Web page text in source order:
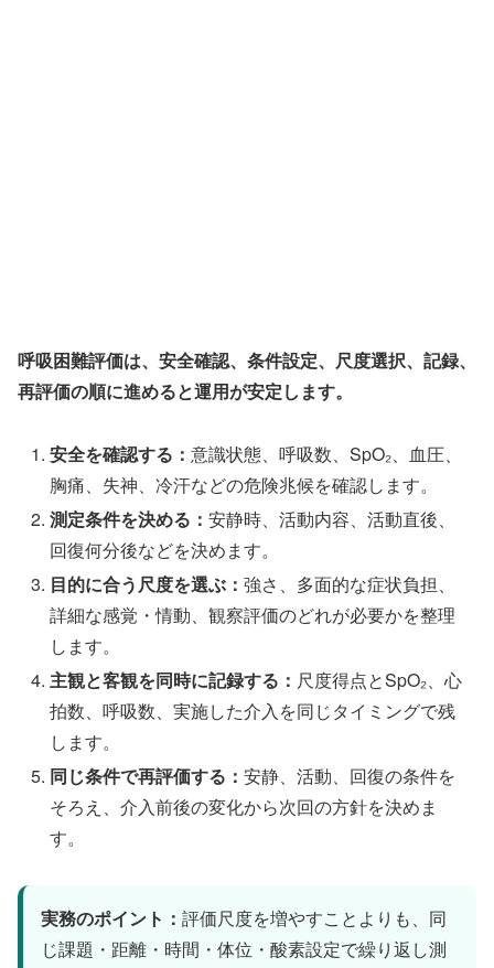
呼吸困難評価は、安全確認、条件設定、尺度選択、記録、
再評価の順に進めると運用が安定します。
安全を確認する：意識状態、呼吸数、SpO₂、血圧、
胸痛、失神、冷汗などの危険兆候を確認します。
測定条件を決める：安静時、活動内容、活動直後、
回復何分後などを決めます。
目的に合う尺度を選ぶ：強さ、多面的な症状負担、
詳細な感覚・情動、観察評価のどれが必要かを整理
します。
主観と客観を同時に記録する： 尺度得点とSpO₂、心
拍数、呼吸数、実施した介入を同じタイミングで残
します。
同じ条件で再評価する：安静、活動、回復の条件を
そろえ、介入前後の変化から次回の方針を決めま
す。
実務のポイント： 評価尺度を増やすことよりも、同
じ課題・距離・時間・体位・酸素設定で繰り返し測